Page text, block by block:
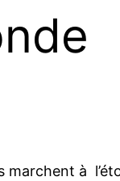
marchent à